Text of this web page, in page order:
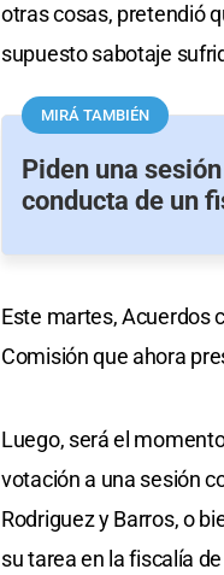
otras cosas, pretendió
supuesto sabotaje
MIRÁ TAMBIÉN
Piden una
conducta de un
Este martes, Acuerdos
Comisión que ahora
Luego, será el
votación a una sesión
Rodriguez y Barros, o
su tarea en la fiscalía